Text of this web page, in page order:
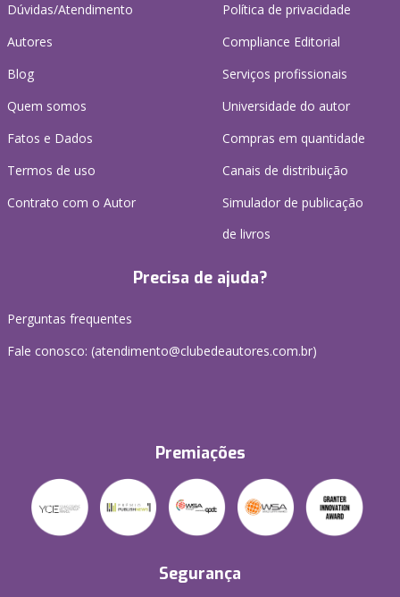
Dúvidas/Atendimento
Autores
Blog
Quem somos
Fatos e Dados
Termos de uso
Contrato com o Autor
Política de privacidade
Compliance Editorial
Serviços profissionais
Universidade do autor
Compras em quantidade
Canais de distribuição
Simulador de publicação
de livros
Precisa de ajuda?
Perguntas frequentes
Fale conosco: (atendimento@clubedeautores.com.br)
Premiações
Segurança